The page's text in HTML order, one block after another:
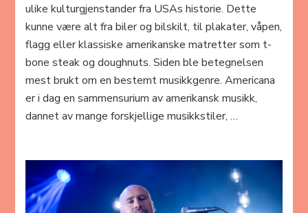
ulike kulturgjenstander fra USAs historie. Dette
kunne være alt fra biler og bilskilt, til plakater, våpen,
flagg eller klassiske amerikanske matretter som t-
bone steak og doughnuts. Siden ble betegnelsen
mest brukt om en bestemt musikkgenre. Americana
er i dag en sammensurium av amerikansk musikk,
dannet av mange forskjellige musikkstiler, …